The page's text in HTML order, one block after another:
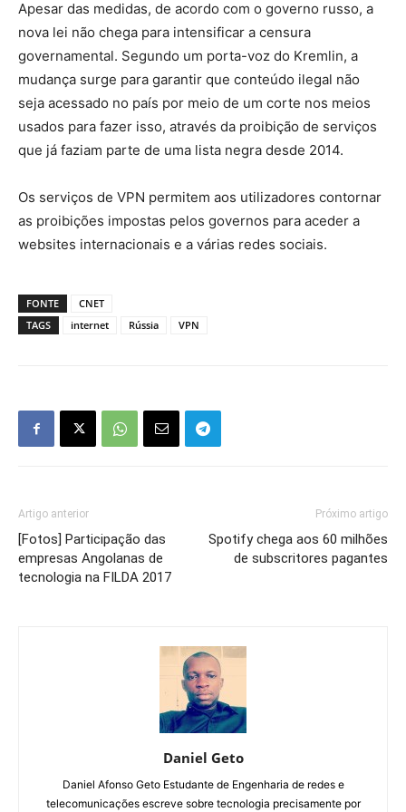
Apesar das medidas, de acordo com o governo russo, a
nova lei não chega para intensificar a censura
governamental. Segundo um porta-voz do Kremlin, a
mudança surge para garantir que conteúdo ilegal não
seja acessado no país por meio de um corte nos meios
usados para fazer isso, através da proibição de serviços
que já faziam parte de uma lista negra desde 2014.
Os serviços de VPN permitem aos utilizadores contornar
as proibições impostas pelos governos para aceder a
websites internacionais e a várias redes sociais.
FONTE
CNET
TAGS
internet Rússia VPN
Artigo anterior
[Fotos] Participação das
empresas Angolanas de
tecnologia na FILDA 2017
Próximo artigo
Spotify chega aos 60 milhões
de subscritores pagantes
Daniel Geto
Daniel Afonso Geto Estudante de Engenharia de redes e
telecomunicações escreve sobre tecnologia precisamente por